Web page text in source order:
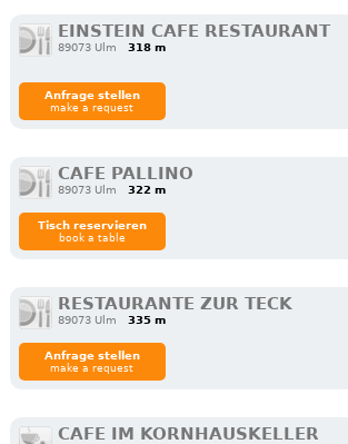
EINSTEIN CAFE RESTAURANT
89073 Ulm
318 m
Anfrage stellen
make a request
CAFE PALLINO
89073 Ulm 322 m
Tisch reservieren
book a table
RESTAURANTE ZUR TECK
89073 Ulm 335 m
Anfrage stellen
make a request
CAFE IM KORNHAUSKELLER